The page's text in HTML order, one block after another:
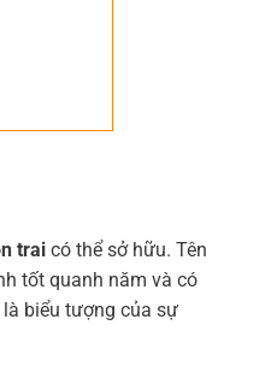
trai có thể sở hữu. Tên
tốt quanh năm và có
biểu tượng của sự